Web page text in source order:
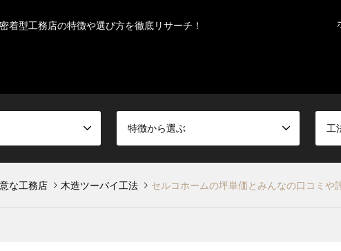
着型工務店の特徴や選び方を徹底リサーチ！
特徴から選ぶ 工
な工務店 木造ツーバイ工法 セルコホームの坪単価とみんなの口コミや